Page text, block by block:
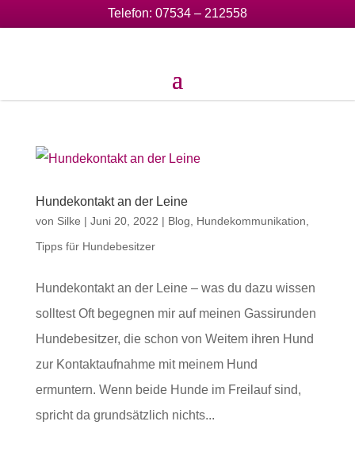
Telefon: 07534 – 212558
Hundekontakt an der Leine
von Silke | Juni 20, 2022 | Blog Hundekommunikation
Tipps für Hundebesitzer
Hundekontakt an der Leine – was du dazu wissen
solltest Oft begegnen mir auf meinen Gassirunden
Hundebesitzer, die schon von Weitem ihren Hund
zur Kontaktaufnahme mit meinem Hund
ermuntern. Wenn beide Hunde im Freilauf sind,
spricht da grundsätzlich nichts...